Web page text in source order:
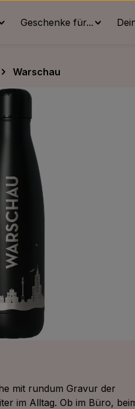
Geschenke für...
Warschau
mit rundum Gravur der
im Alltag. Ob im Büro,